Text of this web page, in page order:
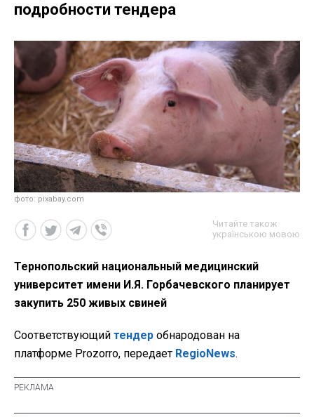
подробности тендера
фото: pixabay.com
Читайте також
українською мовою
Тернопольский национальный медицинский
университет имени И.Я. Горбачевского планирует
закупить 250 живых свиней
Соответствующий тендер обнародован на
платформе Prozorro, передает RegioNews.